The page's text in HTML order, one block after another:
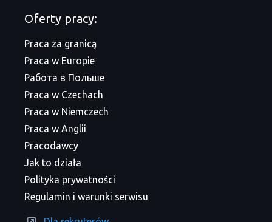
Oferty pracy:
Praca za granicą
Praca w Europie
Работа в Польше
Praca w Czechach
Praca w Niemczech
Praca w Anglii
Pracodawcy
Jak to działa
Polityka prywatności
Regulamin i warunki serwisu